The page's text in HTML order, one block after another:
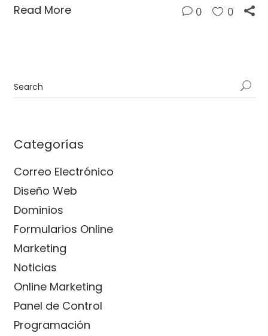
Read More 0 0
Categorías
Correo Electrónico
Diseño Web
Dominios
Formularios Online
Marketing
Noticias
Online Marketing
Panel de Control
Programación